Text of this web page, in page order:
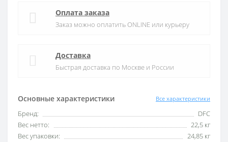
Основные характеристики Все характеристики
Бренд:
DFC
Вес нетто:
22,5 кг
Вес упаковки:
24,85 кг
Оплата заказа
Заказ можно оплатить ONLINE или курьеру
Доставка
Быстрая доставка по Москве и России